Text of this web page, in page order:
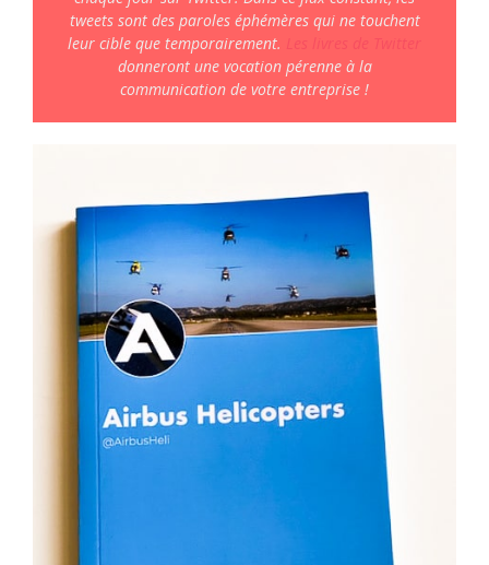
tweets sont des paroles éphémères qui ne touchent
leur cible que temporairement.
donneront une vocation pérenne à la
communication de votre entreprise !